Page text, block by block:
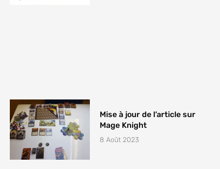
Mise à jour de l’article sur
Mage Knight
8 Août 2023